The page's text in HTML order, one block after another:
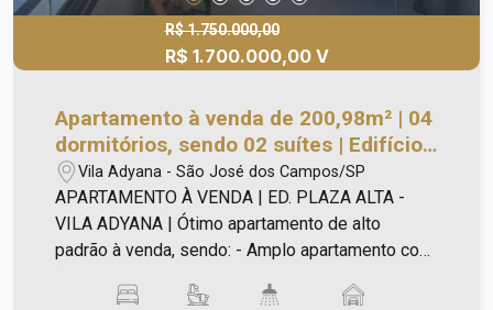
R$ 1.750.000,00
R$ 1.700.000,00 V
Apartamento à venda de 200,98m² | 04
dormitórios, sendo 02 suítes | Edifício
Plaza Alta - Vila Adyana | São José dos
Campos |
Vila Adyana - São José dos Campos/SP
APARTAMENTO À VENDA | ED. PLAZA ALTA -
VILA ADYANA | Ótimo apartamento de alto
padrão à venda, sendo: - Amplo apartamento com
incluir varanda frontal com fechamento em vidro e